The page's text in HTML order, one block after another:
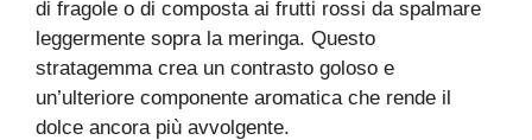
di fragole o di composta ai frutti rossi da spalmare
leggermente sopra la meringa. Questo
stratagemma crea un contrasto goloso e
un’ulteriore componente aromatica che rende il
dolce ancora più avvolgente.